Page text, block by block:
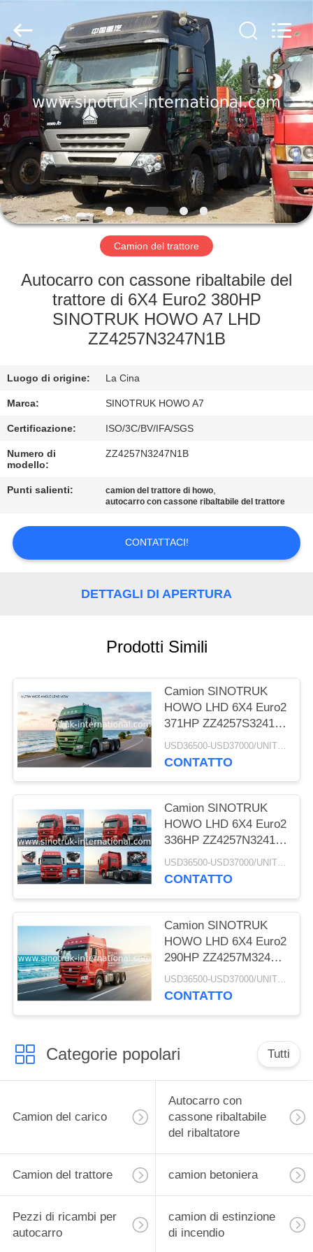
CASA.
PRODOTTI
SU
DI
NOI
ALLA
FABBRICA
CONTROLLO
QUALITÀ
CONTATTACI
CHIEDI
UN
PREVENTIVO
MAPPA
SULLA
PRIVACY
LTD..
All
Rights
Reserved.
Camion del trattore
Autocarro con cassone ribaltabile del
trattore di 6X4 Euro2 380HP
SINOTRUK HOWO A7 LHD
ZZ4257N3247N1B
Luogo di origine: La Cina
Marca: SINOTRUK HOWO A7
Certificazione: ISO/3C/BV/IFA/SGS
Numero di
modello:
ZZ4257N3247N1B
Punti salienti: camion del trattore di howo,
autocarro con cassone ribaltabile del trattore
CONTATTACI!
DETTAGLI DI APERTURA
Prodotti Simili
Camion SINOTRUK
HOWO LHD 6X4 Euro2
371HP ZZ4257S3241W
del trattore
USD36500-USD37000/UNIT)negotiation MOQ:1 UNITÀ
CONTATTO
Camion SINOTRUK
HOWO LHD 6X4 Euro2
336HP ZZ4257N3241W
del trattore
USD36500-USD37000/UNIT)negotiation MOQ:1 UNITÀ
CONTATTO
Camion SINOTRUK
HOWO LHD 6X4 Euro2
290HP ZZ4257M3241V
del trattore
USD36500-USD37000/UNIT)negotiation MOQ:1 UNITÀ
CONTATTO
Categorie popolari Tutti
Camion del carico
Autocarro con
cassone ribaltabile
del ribaltatore
Camion del trattore camion betoniera
Pezzi di ricambi per
autocarro
camion di estinzione
di incendio